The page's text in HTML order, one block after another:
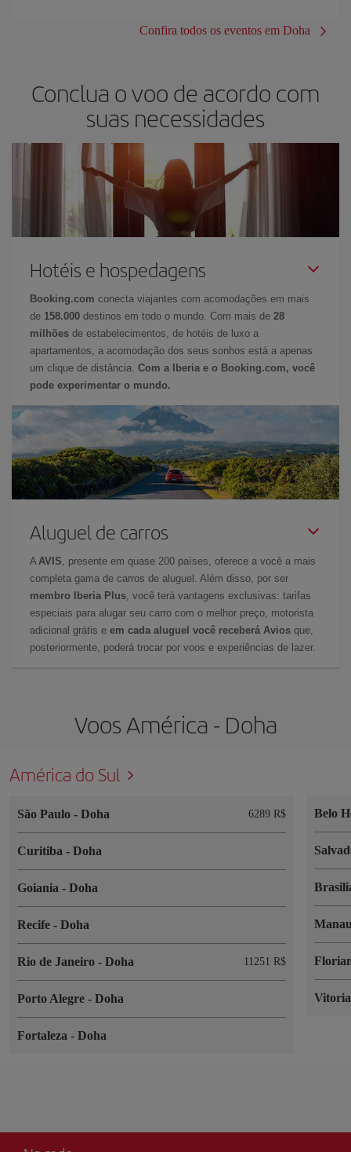
Confira todos os eventos em Doha
Conclua o voo de acordo com
suas necessidades
Hotéis e hospedagens
Booking.com conecta viajantes com acomodações em mais
de 158.000 destinos em todo o mundo. Com mais de 28
milhões de estabelecimentos, de hotéis de luxo a
apartamentos, a acomodação dos seus sonhos está a apenas
um clique de distância. Com a Iberia e o Booking.com, você
pode experimentar o mundo.
Aluguel de carros
A AVIS , presente em quase 200 países, oferece a você a mais
completa gama de carros de aluguel. Além disso, por ser
membro Iberia Plus , você terá vantagens exclusivas: tarifas
especiais para alugar seu carro com o melhor preço, motorista
adicional grátis e em cada aluguel você receberá Avios que,
posteriormente, poderá trocar por voos e experiências de lazer.
Voos América - Doha
América do Sul
São Paulo - Doha 6289 R$
Curitiba - Doha
Goiania - Doha
Recife - Doha
Rio de Janeiro - Doha 11251 R$
Porto Alegre - Doha
Fortaleza - Doha
Belo